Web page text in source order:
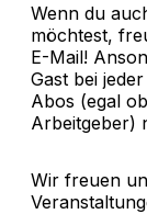
Wenn du
möchtest,
E-Mail!
Gast bei
Abos (egal
Arbeitgeber)
Wir freuen